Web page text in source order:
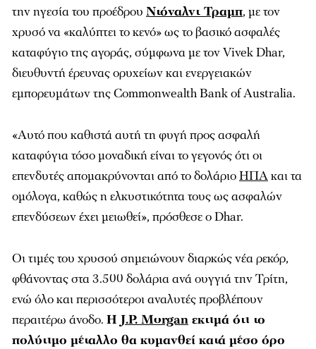
την ηγεσία του προέδρου Ντόναλντ Τραμπ, με τον
χρυσό να «καλύπτει το κενό» ως το βασικό ασφαλές
καταφύγιο της αγοράς, σύμφωνα με τον Vivek Dhar,
διευθυντή έρευνας ορυχείων και ενεργειακών
εμπορευμάτων της Commonwealth Bank of Australia.
«Αυτό που καθιστά αυτή τη φυγή προς ασφαλή
καταφύγια τόσο μοναδική είναι το γεγονός ότι οι
επενδυτές απομακρύνονται από το δολάριοΗΠΑκαι τα
ομόλογα, καθώς η ελκυστικότητα τους ως ασφαλών
επενδύσεων έχει μειωθεί», πρόσθεσε ο Dhar.
Οι τιμές του χρυσού σημειώνουν διαρκώς νέα ρεκόρ,
φθάνοντας στα 3.500 δολάρια ανά ουγγιά την Τρίτη,
ενώ όλο και περισσότεροι αναλυτές προβλέπουν
περαιτέρω άνοδο. Η J.P. Morgan εκτιμά ότι το
πολύτιμο μέταλλο θα κυμανθεί κατά μέσο όρο